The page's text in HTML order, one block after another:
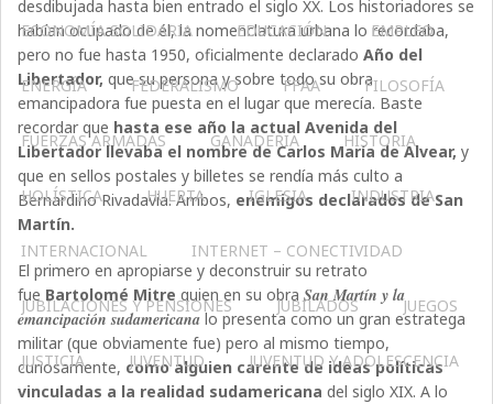
ECONOMÍA SOLIDARIA EDUCACIÓN EMPLEO
ENERGÍA FEDERALISMO FFAA FILOSOFÍA
FUERZAS ARMADAS GANADERIA HISTORIA
HOLÍSTICA HUERTA IGLESIA INDUSTRIA
INTERNACIONAL INTERNET – CONECTIVIDAD
JUBILACIONES Y PENSIONES JUBILADOS JUEGOS
JUSTICIA JUVENTUD JUVENTUD Y ADOLESCENCIA
desdibujada hasta bien entrado el siglo XX. Los historiadores se
habían ocupado de él, la nomenclatura urbana lo recordaba,
pero no fue hasta 1950, oficialmente declarado Año del
Libertador, que su persona y sobre todo su obra
emancipadora fue puesta en el lugar que merecía. Baste
recordar que hasta ese año la actual Avenida del
Libertador llevaba el nombre de Carlos María de Alvear, y
que en sellos postales y billetes se rendía más culto a
Bernardino Rivadavia. Ambos, enemigos declarados de San
Martín.
El primero en apropiarse y deconstruir su retrato
fue Bartolomé Mitrequien en su obraSan Martín y la
emancipación sudamericana lo presenta como un gran estratega
militar (que obviamente fue) pero al mismo tiempo,
curiosamente, como alguien carente de ideas políticas
vinculadas a la realidad sudamericanadel siglo XIX. A lo